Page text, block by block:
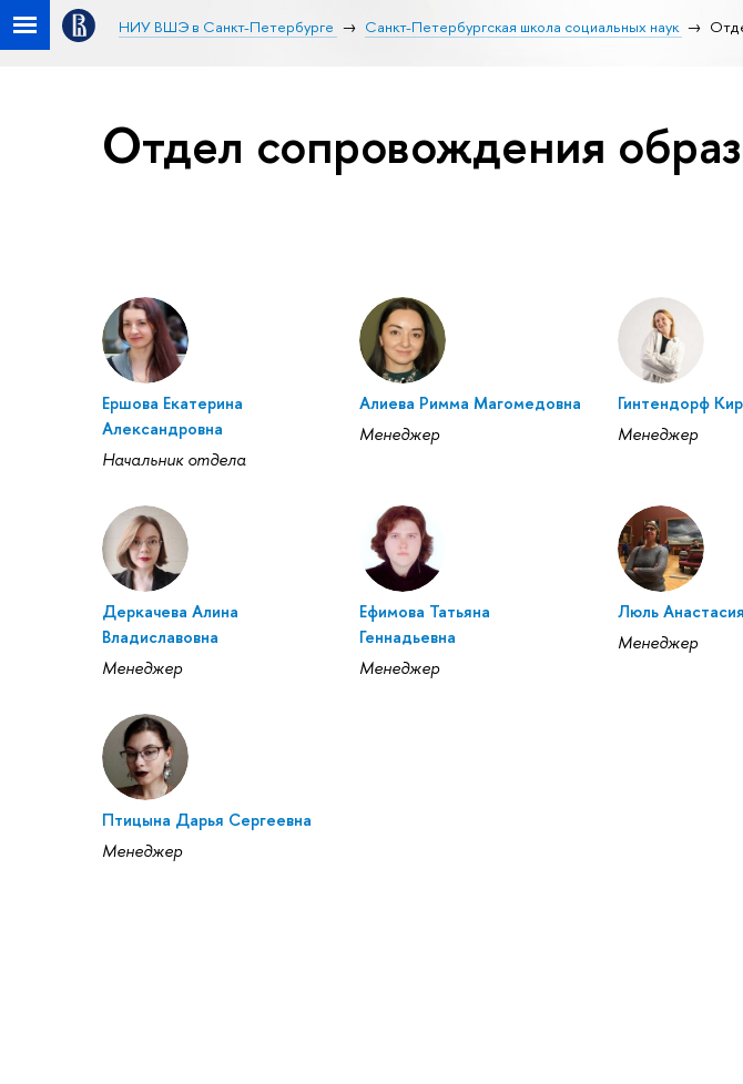
НИУ ВШЭ в Санкт-Петербурге Санкт-Петербургская школа социальных наук
Отдел сопровождения
Ершова Екатерина
Александровна
Начальник отдела
Алиева Римма Магомедовна
Менеджер
Гинтендорф
Менеджер
Деркачева Алина
Владиславовна
Менеджер
Ефимова Татьяна
Геннадьевна
Менеджер
Люль
Менеджер
Птицына Дарья Сергеевна
Менеджер